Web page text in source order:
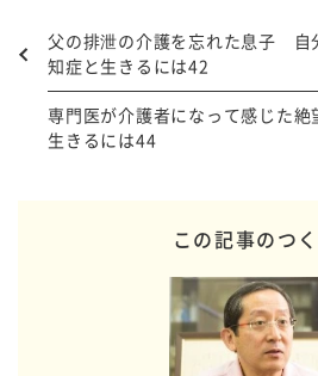
父の排泄の介護を忘れた息子
知症と生きるには42
専門医が介護者になって感じた
生きるには44
この記事のつ